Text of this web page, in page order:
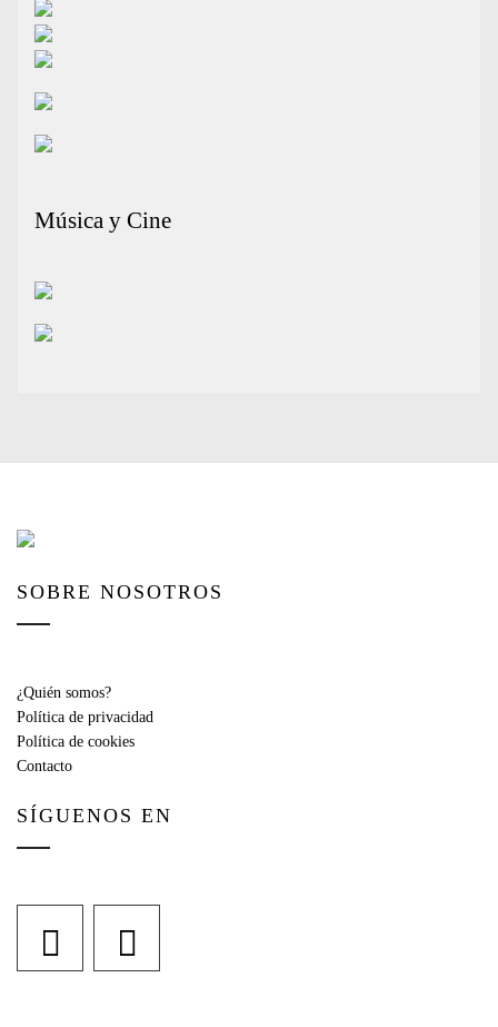
Música y Cine
SOBRE NOSOTROS
¿Quién somos?
Política de privacidad
Política de cookies
Contacto
SÍGUENOS EN